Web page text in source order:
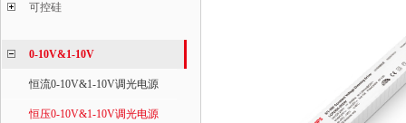
可控硅
0-10V&1-10V
恒流0-10V&1-10V调光电源
恒压0-10V&1-10V调光电源